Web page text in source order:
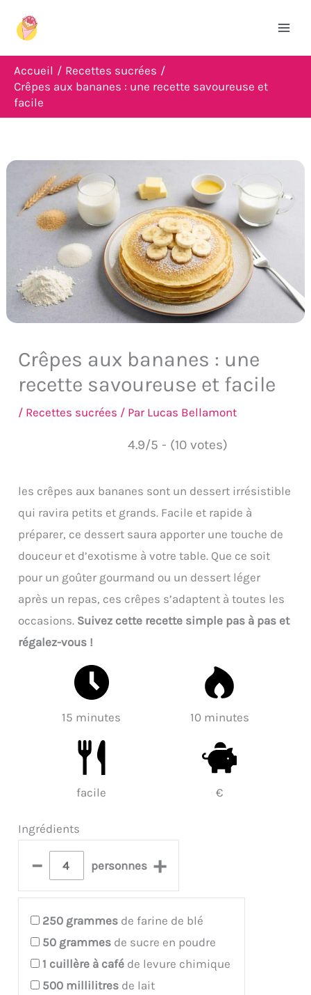
contenu
Accueil
Recettes sucrées
Crêpes aux bananes : une recette savoureuse et
facile
Crêpes aux bananes : une
recette savoureuse et facile
/ Recettes sucrées / Par Lucas Bellamont
4.9/5 - (10 votes)
les crêpes aux bananes sont un dessert irrésistible
qui ravira petits et grands. Facile et rapide à
préparer, ce dessert saura apporter une touche de
douceur et d’exotisme à votre table. Que ce soit
pour un goûter gourmand ou un dessert léger
après un repas, ces crêpes s’adaptent à toutes les
occasions. Suivez cette recette simple pas à pas et
régalez-vous !
15 minutes 10 minutes
facile €
Ingrédients
– personnes +
250 grammes de farine de blé
50 grammes de sucre en poudre
1 cuillère à café de levure chimique
500 millilitres de lait
e
c
h
e
e